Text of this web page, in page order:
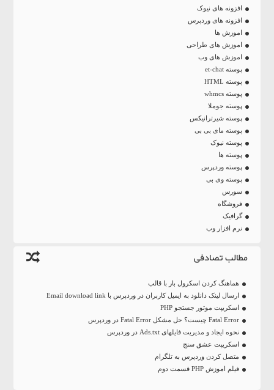
افزونه های نیوک
افزونه های وردپرس
اموزش ها
اموزش های طراحی
اموزش های وب
پوسته et-chat
پوسته HTML
پوسته whmcs
پوسته جوملا
پوسته شیرترانیکس
پوسته مای بی بی
پوسته نیوک
پوسته ها
پوسته وردپرس
پوسته وی بی
سورس
فروشگاه
گرافیک
نرم افزار وب
مطالب تصادفی
هماهنگ کردن اسکرول بار با قالب
ارسال لینک دانلود به ایمیل کاربران در وردپرس با Email download link
اسکریپت موتور جستجو PHP
Fatal Error چیست؟ حل مشکل Fatal Error در وردپرس
نحوه ایجاد و مدیریت فایلهای Ads.txt در وردپرس
اسکریپت عشق سنج
متصل کردن وردپرس به تلگرام
فیلم اموزش PHP قسمت دوم